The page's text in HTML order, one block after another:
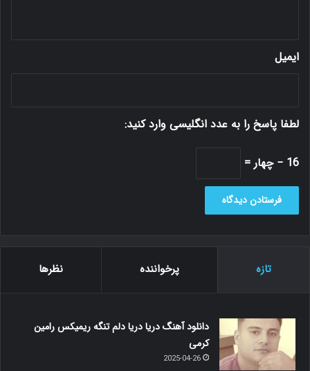
ایمیل
لطفا پاسخ را به عدد انگلیسی وارد کنید:
16 − چهار =
تازه پرخواننده نظرها
دانلود آهنگ دریا دریا دلم تنگه ریمیکس رامین
کرمی
2025-04-26